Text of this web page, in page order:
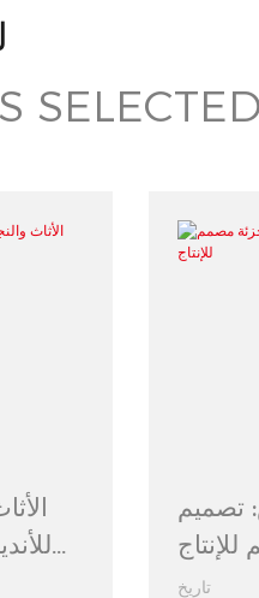
تصميم
تاريخ